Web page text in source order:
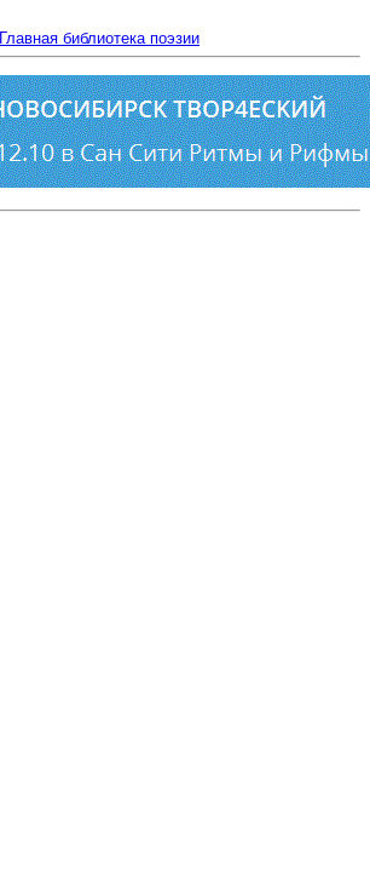
Главная библиотека поэзии